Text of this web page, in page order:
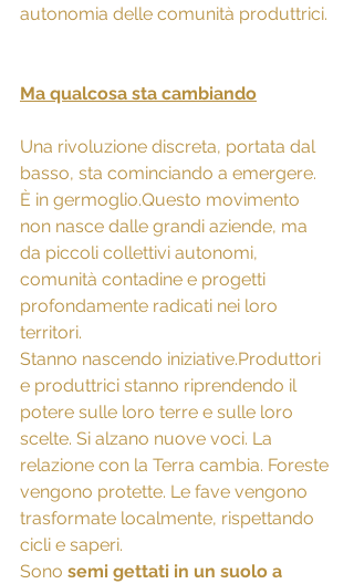
autonomia delle comunità produttrici.
Ma qualcosa sta cambiando
Una rivoluzione discreta, portata dal
basso, sta cominciando a emergere.
È in germoglio.Questo movimento
non nasce dalle grandi aziende, ma
da piccoli collettivi autonomi,
comunità contadine e progetti
profondamente radicati nei loro
territori.
Stanno nascendo iniziative.Produttori
e produttrici stanno riprendendo il
potere sulle loro terre e sulle loro
scelte. Si alzano nuove voci. La
relazione con la Terra cambia. Foreste
vengono protette. Le fave vengono
trasformate localmente, rispettando
cicli e saperi.
Sono semi gettati in un suolo a